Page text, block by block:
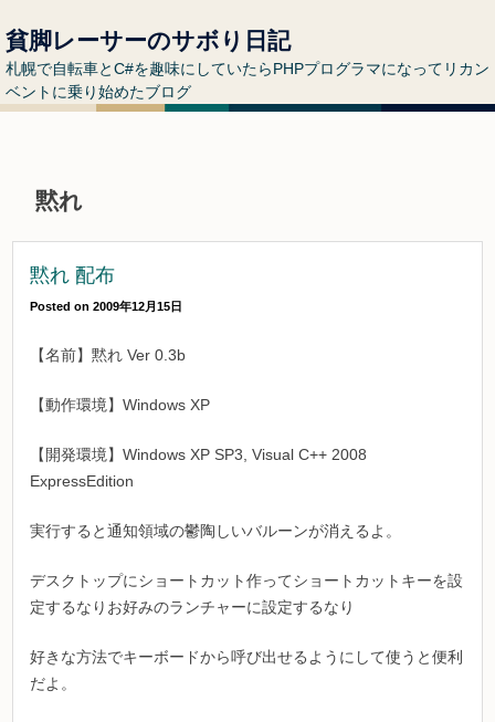
貧脚レーサーのサボり日記
札幌で自転車とC#を趣味にしていたらPHPプログラマになってリカン
ベントに乗り始めたブログ
黙れ
黙れ 配布
Posted on 2009年12月15日
【名前】黙れ Ver 0.3b
【動作環境】Windows XP
【開発環境】Windows XP SP3, Visual C++ 2008
ExpressEdition
実行すると通知領域の鬱陶しいバルーンが消えるよ。
デスクトップにショートカット作ってショートカットキーを設
定するなりお好みのランチャーに設定するなり
好きな方法でキーボードから呼び出せるようにして使うと便利
だよ。